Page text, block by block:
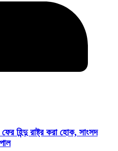
হিন্দু রাষ্ট্র করা হোক, সাংসদ